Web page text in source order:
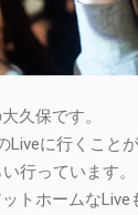
久保です。
Liveに行くこと
行っています。
トホームなLive